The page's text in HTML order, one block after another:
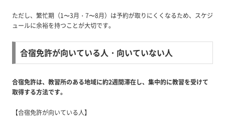
ただし、繁忙期（1〜3月・7〜8月）は予約が取りにくくなるため、スケジ
ュールに余裕を持つことが大切です。
合宿免許が向いている人・向いていない人
合宿免許は、教習所のある地域に約2週間滞在し、集中的に教習を受けて
取得する方法です。
【合宿免許が向いている人】